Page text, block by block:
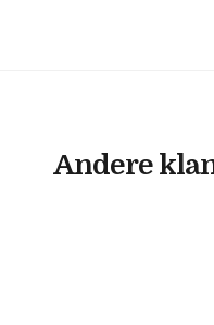
Andere